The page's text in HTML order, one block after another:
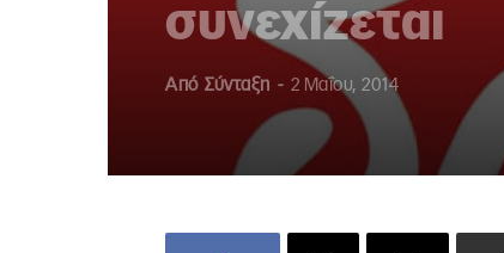
συνεχίζεται
Από Σύνταξη - 2 Μαΐου, 2014